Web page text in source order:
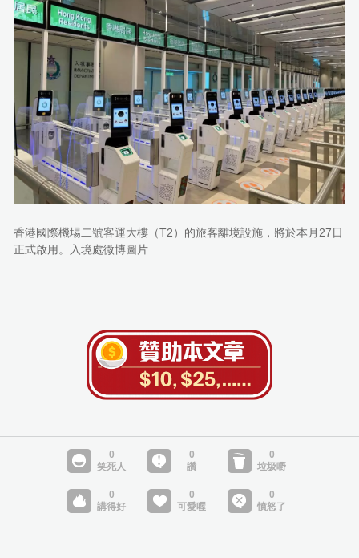
香港國際機場二號客運大樓（T2）的旅客離境設施，將於本月27日
正式啟用。入境處微博圖片